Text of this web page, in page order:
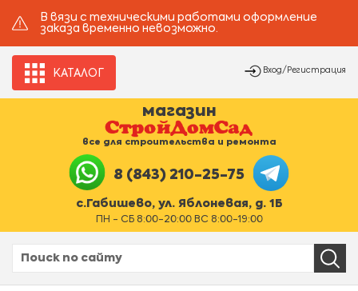
В вязи с техническими работами оформление
заказа временно невозможно.
КАТАЛОГ Вход/Регистрация
магазин
все для строительства и ремонта
8 (843) 210-25-75
с.Габишево, ул. Яблоневая, д. 1Б
ПН - СБ 8:00-20:00 ВС 8:00-19:00